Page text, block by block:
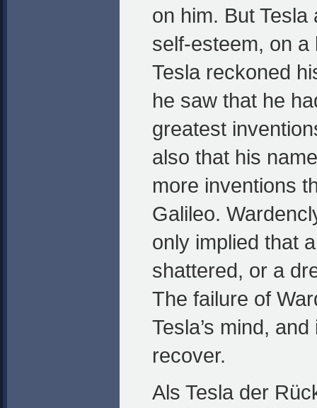
on him. But
self-esteem, on a
Tesla reckoned
he saw that he
greatest
also that his
more inventions
Galileo.
only implied that
shattered, or a
The failure of
Tesla’s mind,
recover.
Als Tesla der